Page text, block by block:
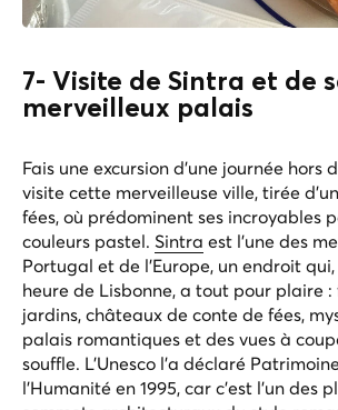
7- Visite de Sintra et de
merveilleux palais
Fais une excursion d'une journée hors
visite cette merveilleuse ville, tirée
fées, où prédominent ses incroyables
couleurs pastel. Sintra est l'une des
Portugal et de l'Europe, un endroit qui,
heure de Lisbonne, a tout pour plaire :
jardins, châteaux de conte de fées,
palais romantiques et des vues à
souffle. L'Unesco l'a déclaré
l'Humanité en 1995, car c'est l'un des